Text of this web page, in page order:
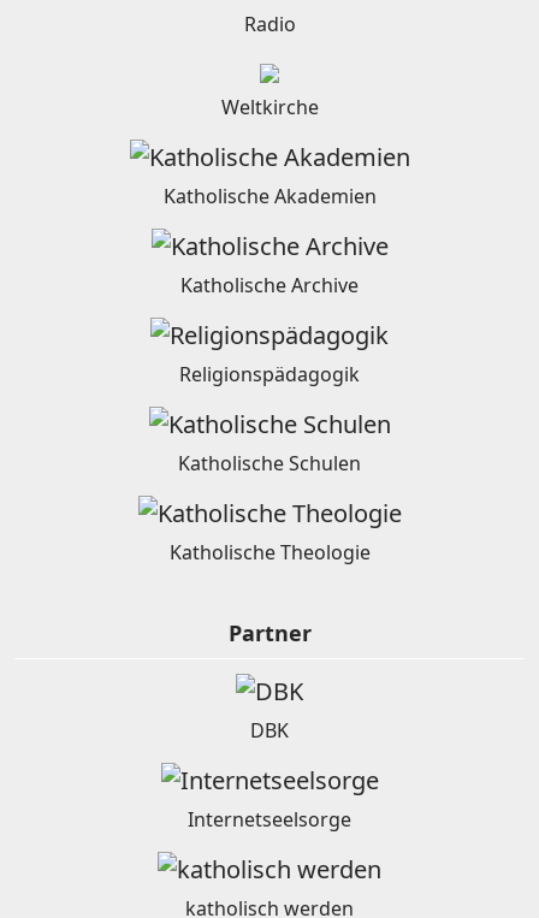
Radio
Weltkirche
Katholische Akademien
Katholische Archive
Religionspädagogik
Katholische Schulen
Katholische Theologie
Partner
DBK
Internetseelsorge
katholisch werden